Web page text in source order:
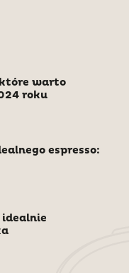
warto
roku
espresso:
idealnie